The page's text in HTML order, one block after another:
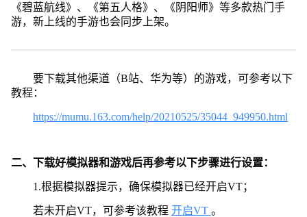
《碧蓝航线》、《第五人格》、《阴阳师》等多款热门手
游，新上线的手游也会同步上架。
要下载其他渠道（B站、华为等）的游戏，可参考以下
教程：
https://mumu.163.com/help/20210525/35044_949950.html
二、下载好模拟器和游戏后再参考以下步骤进行设置：
1.根据模拟器提示，确保模拟器已经开启VT；
若未开启VT，可参考该教程 开启VT 。